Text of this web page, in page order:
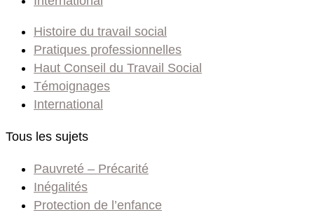
Histoire du travail social
Pratiques professionnelles
Haut Conseil du Travail Social
Témoignages
International
Tous les sujets
Pauvreté – Précarité
Inégalités
Protection de l’enfance